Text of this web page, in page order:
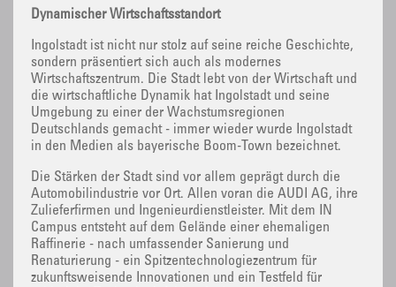
Dynamischer Wirtschaftsstandort
Ingolstadt ist nicht nur stolz auf seine reiche Geschichte,
sondern präsentiert sich auch als modernes
Wirtschaftszentrum. Die Stadt lebt von der Wirtschaft und
die wirtschaftliche Dynamik hat Ingolstadt und seine
Umgebung zu einer der Wachstumsregionen
Deutschlands gemacht - immer wieder wurde Ingolstadt
in den Medien als bayerische Boom-Town bezeichnet.
Die Stärken der Stadt sind vor allem geprägt durch die
Automobilindustrie vor Ort. Allen voran die AUDI AG, ihre
Zulieferfirmen und Ingenieurdienstleister. Mit dem IN
Campus entsteht auf dem Gelände einer ehemaligen
Raffinerie - nach umfassender Sanierung und
Renaturierung - ein Spitzentechnologiezentrum für
zukunftsweisende Innovationen und ein Testfeld für